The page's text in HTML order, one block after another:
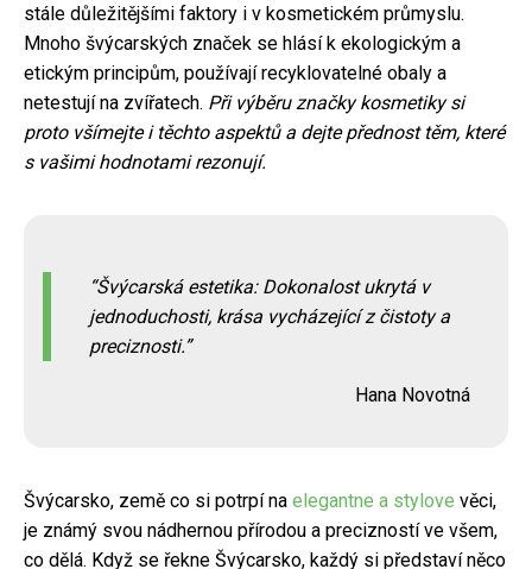
stále důležitějšími faktory i v kosmetickém průmyslu.
Mnoho švýcarských značek se hlásí k ekologickým a
etickým principům, používají recyklovatelné obaly a
netestují na zvířatech. Při výběru značky kosmetiky si
proto všímejte i těchto aspektů a dejte přednost těm, které
s vašimi hodnotami rezonují.
Švýcarská estetika: Dokonalost ukrytá v
jednoduchosti, krása vycházející z čistoty a
preciznosti.
Hana Novotná
Švýcarsko, země co si potrpí na elegantne a stylove věci,
je známý svou nádhernou přírodou a precizností ve všem,
co dělá. Když se řekne Švýcarsko, každý si představí něco